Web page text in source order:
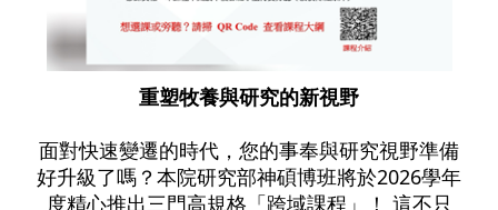
重塑牧養與研究的新視野
面對快速變遷的時代，您的事奉與研究視野準備
好升級了嗎？本院研究部神碩博班將於2026學年
度精心推出三門高規格「跨域課程」！ 這不只